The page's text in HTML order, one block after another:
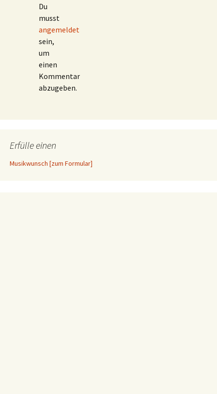
Du
musst
angemeldet
sein,
um
einen
Kommentar
abzugeben.
Erfülle einen
Musikwunsch [zum Formular]